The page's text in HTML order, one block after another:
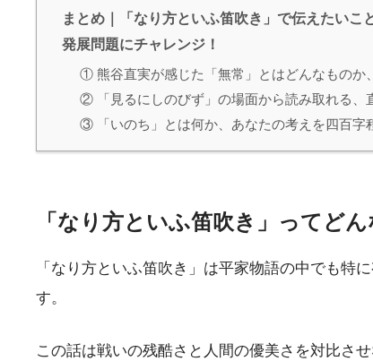
まとめ｜「なり方といふ笛吹き」で伝えたいこ
発展問題にチャレンジ！
① 熊谷直実が感じた「無常」とはどんなものか
② 「見るにしのびず」の場面から読み取れる、
③ 「いのち」とは何か、あなたの考えを四百字
「なり方といふ笛吹き」ってどん
「なり方といふ笛吹き」は平家物語の中でも特
す。
この話は戦いの残酷さと人間の優美さを対比さ